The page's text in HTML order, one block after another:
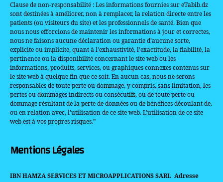
Clause de non-responsabilité : Les informations fournies sur eTabib.dz
sont destinées à améliorer, non à remplacer, la relation directe entre les
patients (ou visiteurs du site) et les professionnels de santé. Bien que
nous nous efforcions de maintenir les informations à jour et correctes,
nous ne faisons aucune déclaration ou garantie d’aucune sorte,
explicite ou implicite, quant à l’exhaustivité, l’exactitude, la fiabilité, la
pertinence ou la disponibilité concernant le site web ou les
informations, produits, services, ou graphiques connexes contenus sur
le site web à quelque fin que ce soit. En aucun cas, nous ne serons
responsables de toute perte ou dommage, y compris, sans limitation, les
pertes ou dommages indirects ou consécutifs, ou de toute perte ou
dommage résultant de la perte de données ou de bénéfices découlant de,
ou en relation avec, l’utilisation de ce site web. L’utilisation de ce site
web est à vos propres risques.”
Mentions Légales
IBN HAMZA SERVICES ET MICROAPPLICATIONS SARL Adresse